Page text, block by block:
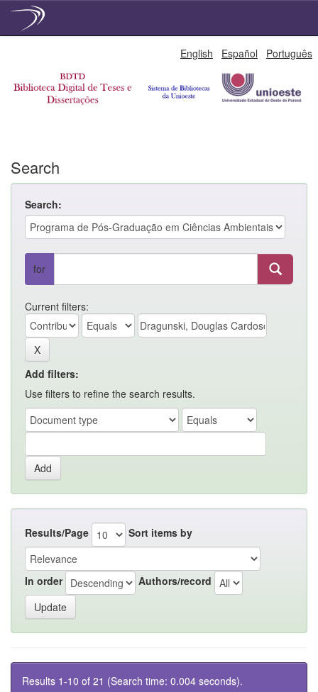
English Español Português
Search
Search:
for
Current filters:
Add filters:
Use filters to refine the search results.
Results/Page Sort items by
In order Authors/record
Results 1-10 of 21 (Search time: 0.004 seconds).